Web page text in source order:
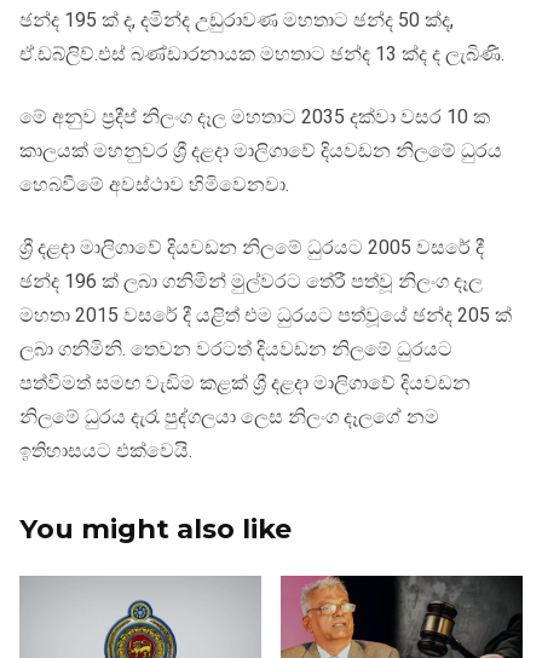
ඡන්ද 195 ක් ද, දමින්ද උඩුරාවණ මහතාට ඡන්ද 50 ක්ද,
ඒ.ඩබ්ලිව්.එස් බණ්ඩාරනායක මහතාට ඡන්ද 13 ක්ද ද ලැබිණි.
මේ අනුව ප්‍රදීප් නිලංග දෑල මහතාට 2035 දක්වා වසර 10 ක
කාලයක් මහනුවර ශ්‍රී දළදා මාලිගාවේ දියවඩන නිලමේ ධුරය
හෙබවීමේ අවස්ථාව හිමිවෙනවා.
ශ්‍රී දළදා මාලිගාවේ දියවඩන නිලමේ ධුරයට 2005 වසරේ දී
ඡන්ද 196 ක් ලබා ගනිමින් මුල්වරට තේරී පත්වූ නිලංග දෑල
මහතා 2015 වසරේ දී යළිත් එම ධුරයට පත්වූයේ ඡන්ද 205 ක්
ලබා ගනිමිනි. තෙවන වරටත් දියවඩන නිලමේ ධුරයට
පත්වීමත් සමඟ වැඩිම කළක් ශ්‍රී දළදා මාලිගාවේ දියවඩන
නිලමේ ධුරය දැරෑ පුද්ගලයා ලෙස නිලංග දෑලගේ නම
ඉතිහාසයට එක්වෙයි.
You might also like